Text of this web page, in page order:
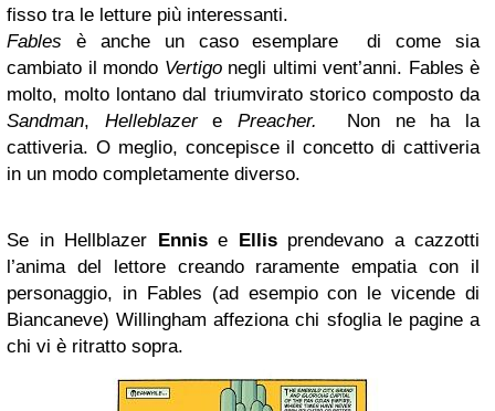
fisso tra le letture più interessanti.
Fables è anche un caso esemplare di come sia
cambiato il mondo Vertigonegli ultimi vent’anni. Fables è
molto, molto lontano dal triumvirato storico composto da
Sandman, Helleblazere Preacher. Non ne ha la
cattiveria. O meglio, concepisce il concetto di cattiveria
in un modo completamente diverso.
Se in Hellblazer Ennise Ellisprendevano a cazzotti
l’anima del lettore creando raramente empatia con il
personaggio, in Fables (ad esempio con le vicende di
Biancaneve) Willingham affeziona chi sfoglia le pagine a
chi vi è ritratto sopra.